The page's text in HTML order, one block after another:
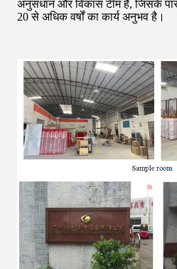
अनुसंधान और विकास टीम है, जिसके
20 से अधिक वर्षों का कार्य अनुभव है।